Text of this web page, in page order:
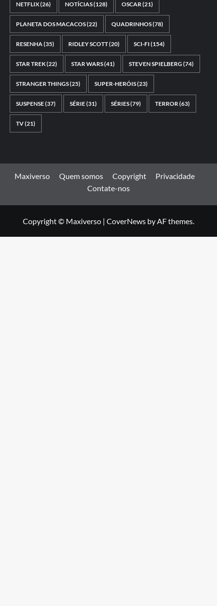
NETFLIX(26) NOTÍCIAS(128) OSCAR(21)
PLANETA DOS MACACOS(22) QUADRINHOS(78)
RESENHA(35) RIDLEY SCOTT(20) SCI-FI (154)
STAR TREK(22) STAR WARS(41) STEVEN SPIELBERG (74)
STRANGER THINGS(25) SUPER-HERÓIS(23)
SUSPENSE(37) SÉRIE(31) SÉRIES(79) TERROR(63)
TV(21)
Maxiverso Quem somos Copyright
Privacidade
Contate-nos
Copyright © Maxiverso | CoverNews by AF themes.